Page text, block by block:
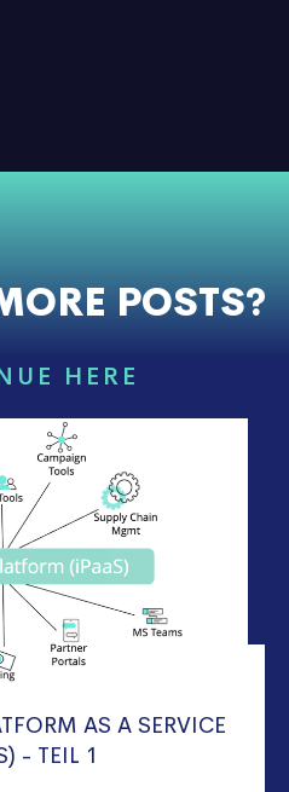
POSTS?
HERE
AS A SERVICE
- TEIL 1